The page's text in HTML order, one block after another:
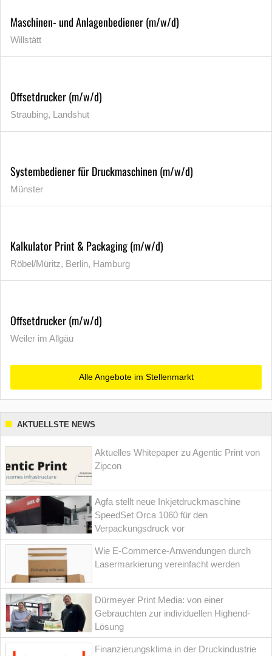
Maschinen- und Anlagenbediener (m/w/d)
Willstätt
Offsetdrucker (m/w/d)
Straubing, Landshut
Systembediener für Druckmaschinen (m/w/d)
Münster
Kalkulator Print & Packaging (m/w/d)
Röbel/Müritz, Berlin, Hamburg
Offsetdrucker (m/w/d)
Weiler im Allgäu
Alle Angebote im Stellenmarkt
AKTUELLSTE NEWS
Aktuelles Whitepaper zu Agentic Print von
Zipcon
Agfa stellt neue Inkjetdruckmaschine
SpeedSet Orca 1060 für den
Verpackungsdruck vor
Wie E-Commerce-Anwendungen durch
Lasermarkierung vereinfacht werden
Dürmeyer Print Media: von einer
Gebrauchten zur individuellen Highend-
Lösung
Finanzierungsklima in der Druckindustrie